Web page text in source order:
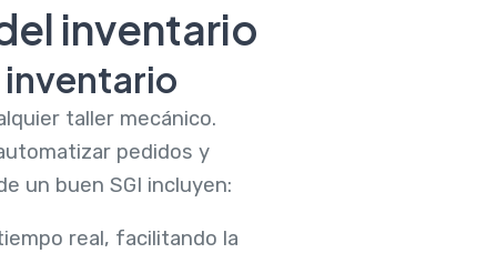
inventario
taller mecánico.
pedidos y
un buen SGI incluyen:
real, facilitando la